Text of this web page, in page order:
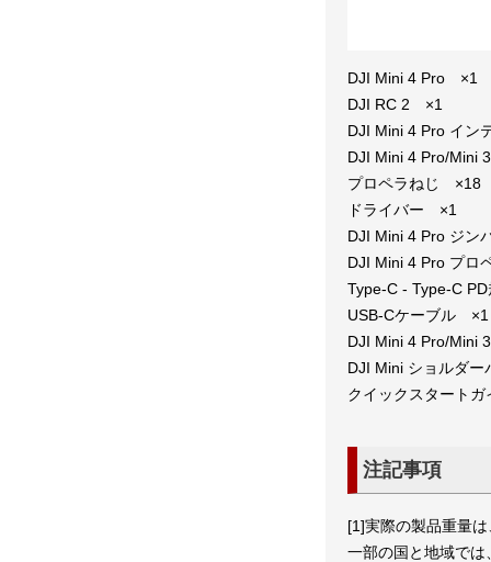
DJI Mini 4 Pro ×1
DJI RC 2 ×1
DJI Mini 4 Pro イン
DJI Mini 4 Pro/Mini
プロペラねじ ×18
ドライバー ×1
DJI Mini 4 Pro ジ
DJI Mini 4 Pro プ
Type-C - Type-C
USB-Cケーブル ×1
DJI Mini 4 Pro/Mini
DJI Mini ショルダ
クイックスタート
注記事項
[1]実際の製品重量
一部の国と地域で